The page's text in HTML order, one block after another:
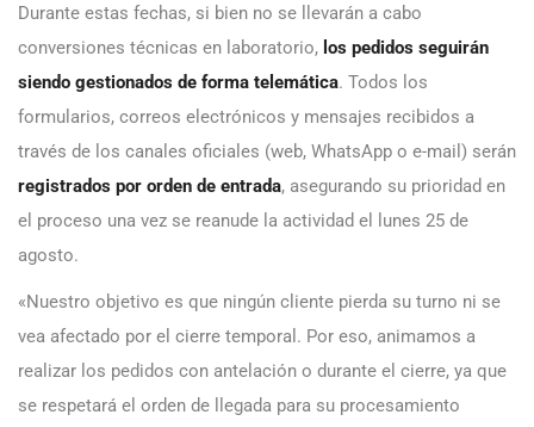
Durante estas fechas, si bien no se llevarán a cabo
conversiones técnicas en laboratorio, los pedidos seguirán
siendo gestionados de forma telemática. Todos los
formularios, correos electrónicos y mensajes recibidos a
través de los canales oficiales (web, WhatsApp o e-mail) serán
registrados por orden de entrada, asegurando su prioridad en
el proceso una vez se reanude la actividad el lunes 25 de
agosto.
«Nuestro objetivo es que ningún cliente pierda su turno ni se
vea afectado por el cierre temporal. Por eso, animamos a
realizar los pedidos con antelación o durante el cierre, ya que
se respetará el orden de llegada para su procesamiento